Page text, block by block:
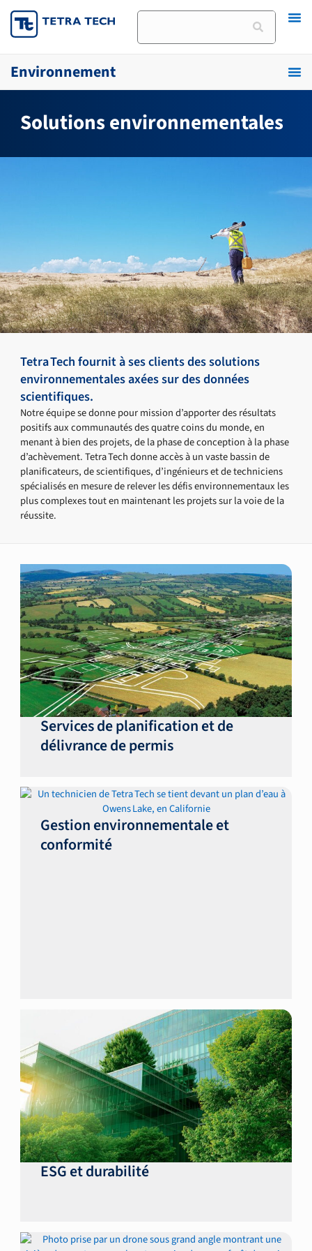
Skip
to
Rechercher
Environnement
Solutions environnementales
Tetra Tech fournit à ses clients des solutions
environnementales axées sur des données
scientifiques.
Notre équipe se donne pour mission d’apporter des résultats
positifs aux communautés des quatre coins du monde, en
menant à bien des projets, de la phase de conception à la phase
d’achèvement. Tetra Tech donne accès à un vaste bassin de
planificateurs, de scientifiques, d’ingénieurs et de techniciens
spécialisés en mesure de relever les défis environnementaux les
plus complexes tout en maintenant les projets sur la voie de la
réussite.
Services de planification et de
délivrance de permis
Gestion environnementale et
conformité
ESG et durabilité